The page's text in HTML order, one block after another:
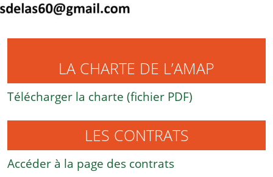
LA CHARTE DE L’AMAP
Télécharger la charte (fichier PDF)
LES CONTRATS
Accéder à la page des contrats